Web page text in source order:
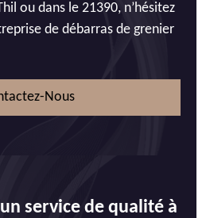
ou dans le 21390, n’hésitez
de débarras de grenier
Nous
service de qualité à